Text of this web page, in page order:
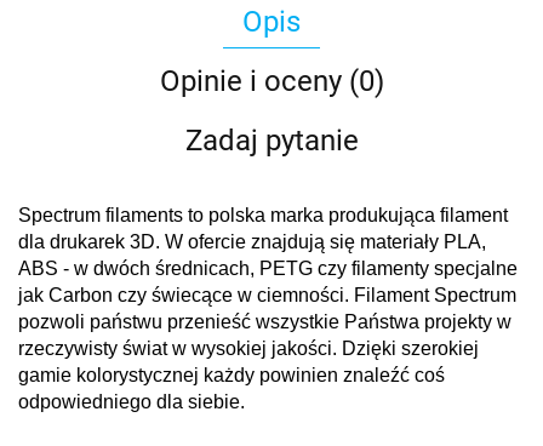
Opis
Opinie i oceny (0)
Zadaj pytanie
Spectrum filaments to polska marka produkująca filament
dla drukarek 3D. W ofercie znajdują się materiały PLA,
ABS - w dwóch średnicach, PETG czy filamenty specjalne
jak Carbon czy świecące w ciemności. Filament Spectrum
pozwoli państwu przenieść wszystkie Państwa projekty w
rzeczywisty świat w wysokiej jakości. Dzięki szerokiej
gamie kolorystycznej każdy powinien znaleźć coś
odpowiedniego dla siebie.